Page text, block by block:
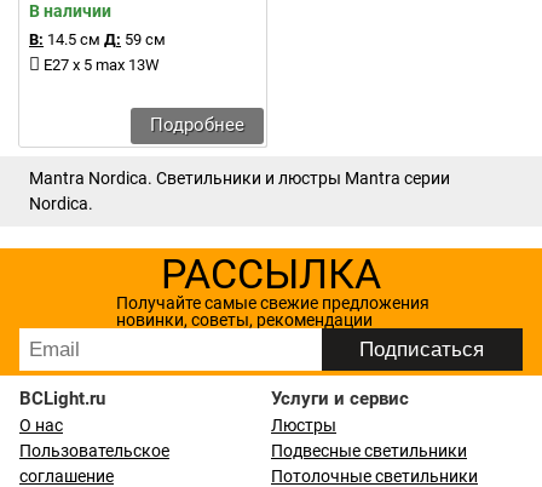
В наличии
В: 14.5 см Д: 59 см
E27 x 5 max 13W
Подробнее
Mantra Nordica. Светильники и люстры Mantra серии
Nordica.
РАССЫЛКА
Получайте самые свежие предложения
новинки, советы, рекомендации
BCLight.ru
О нас
Пользовательское
соглашение
Услуги и сервис
Люстры
Подвесные светильники
Потолочные светильники